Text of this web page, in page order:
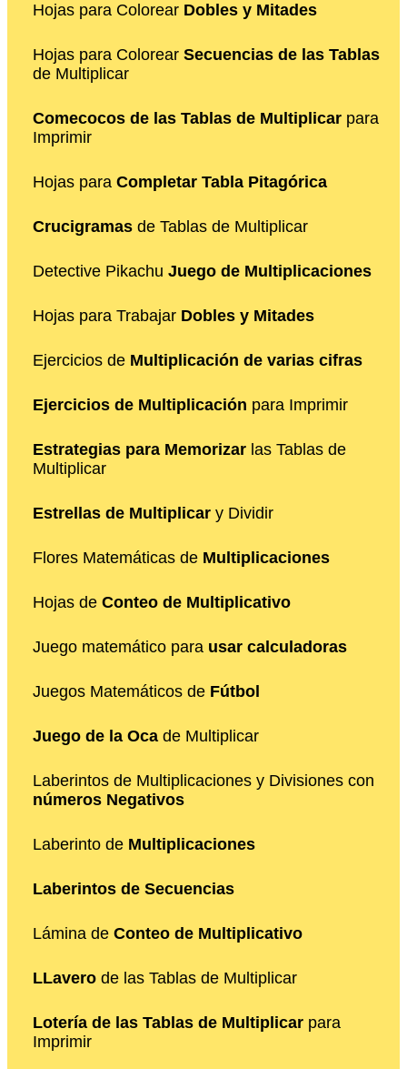
Hojas para Colorear Dobles y Mitades
Hojas para Colorear Secuencias de las Tablas
de Multiplicar
Comecocos de las Tablas de Multiplicar para
Imprimir
Hojas para Completar Tabla Pitagórica
Crucigramas de Tablas de Multiplicar
Detective Pikachu Juego de Multiplicaciones
Hojas para Trabajar Dobles y Mitades
Ejercicios de Multiplicación de varias cifras
Ejercicios de Multiplicación para Imprimir
Estrategias para Memorizar las Tablas de
Multiplicar
Estrellas de Multiplicar y Dividir
Flores Matemáticas de Multiplicaciones
Hojas de Conteo de Multiplicativo
Juego matemático para usar calculadoras
Juegos Matemáticos de Fútbol
Juego de la Oca de Multiplicar
Laberintos de Multiplicaciones y Divisiones con
números Negativos
Laberinto de Multiplicaciones
Laberintos de Secuencias
Lámina de Conteo de Multiplicativo
LLavero de las Tablas de Multiplicar
Lotería de las Tablas de Multiplicar para
Imprimir